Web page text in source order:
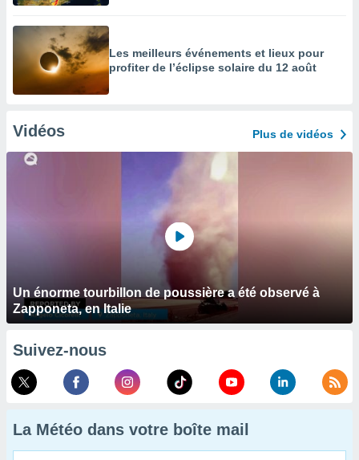
Les meilleurs événements et lieux pour
profiter de l’éclipse solaire du 12 août
Vidéos Plus de vidéos
Un énorme tourbillon de poussière a été observé à
Zapponeta, en Italie
Suivez-nous
La Météo dans votre boîte mail